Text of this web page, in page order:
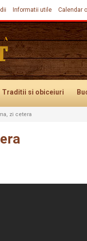
Informatii utile Calendar
Traditii si obiceiuri
zi cetera